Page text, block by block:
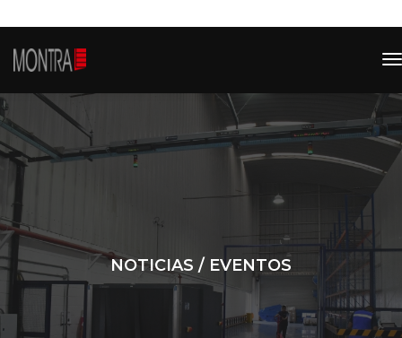
NOTICIAS / EVENTOS